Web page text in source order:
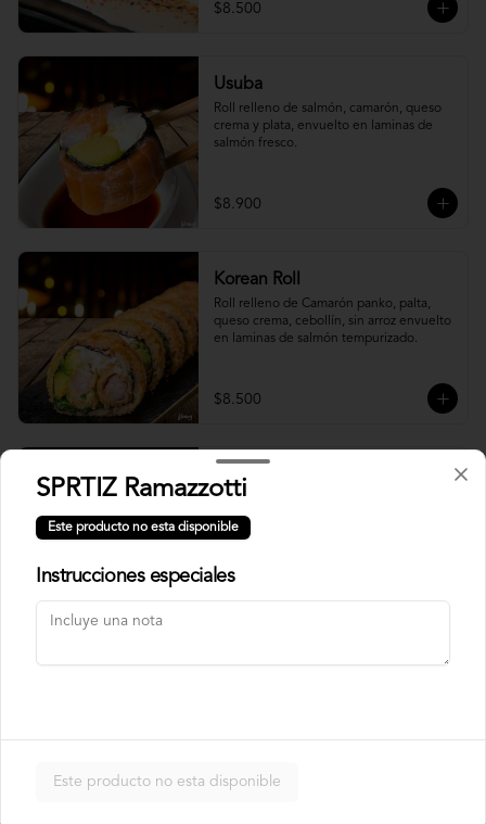
$8.500
Usuba
Roll relleno de salmón, camarón, queso
crema y plata, envuelto en laminas de
salmón fresco.
$8.900
Korean Roll
Roll relleno de Camarón panko, palta,
queso crema, cebollín, sin arroz envuelto
en laminas de salmón tempurizado.
$8.500
Crunch Roll
Roll relleno de Pollo apanado , queso
crema, cebollín, almendras triturada, sin
arroz, envuelto en palta.
Nori Champ Roll
$7.900
SPRTIZ Ramazzotti
Este producto no esta disponible
Instrucciones especiales
Este producto no esta disponible